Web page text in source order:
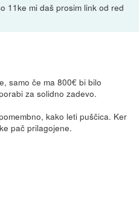
11ke mi daš prosim link od red
samo če ma 800€ bi bilo
za solidno zadevo.
kako leti puščica. Ker
pač prilagojene.